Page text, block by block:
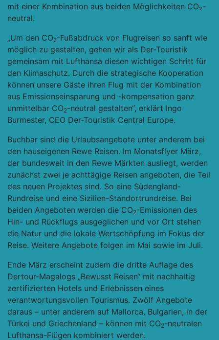
mit einer Kombination aus beiden Möglichkeiten CO₂-
neutral.
„Um den CO2-Fußabdruck von Flugreisen so sanft wie
möglich zu gestalten, gehen wir als Der-Touristik
gemeinsam mit Lufthansa diesen wichtigen Schritt für
den Klimaschutz. Durch die strategische Kooperation
können unsere Gäste ihren Flug mit der Kombination
aus Emissionseinsparung und -kompensation ganz
unmittelbar CO2-neutral gestalten“, erklärt Ingo
Burmester, CEO Der-Touristik Central Europe.
Buchbar sind die Urlaubsangebote unter anderem bei
den hauseigenen Rewe Reisen. Im Monatsflyer März,
der bundesweit in den Rewe Märkten ausliegt, werden
zunächst zwei je achttägige Reisen angeboten, die Teil
des neuen Projektes sind. So eine Südengland-
Rundreise und eine Sizilien-Standortrundreise. Bei
beiden Angeboten werden die CO2-Emissionen des
Hin- und Rückflugs ausgeglichen und vor Ort stehen
die Natur und die lokale Wertschöpfung im Fokus der
Reise. Weitere Angebote folgen im Mai sowie im Juli.
Ende März erscheint zudem die dritte Auflage des
Dertour-Magalogs „Bewusst Reisen“ mit nachhaltig
zertifizierten Hotels und Erlebnissen eines
verantwortungsvollen Tourismus. Zwölf Angebote
daraus – unter anderem auf Mallorca, Bulgarien, in der
Türkei und Griechenland – können mit CO2-neutralen
Lufthansa-Flügen kombiniert werden.